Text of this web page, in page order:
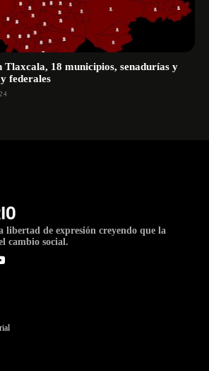
18 municipios, senadurías y
federales
libertad de expresión creyendo que la
cambio social.